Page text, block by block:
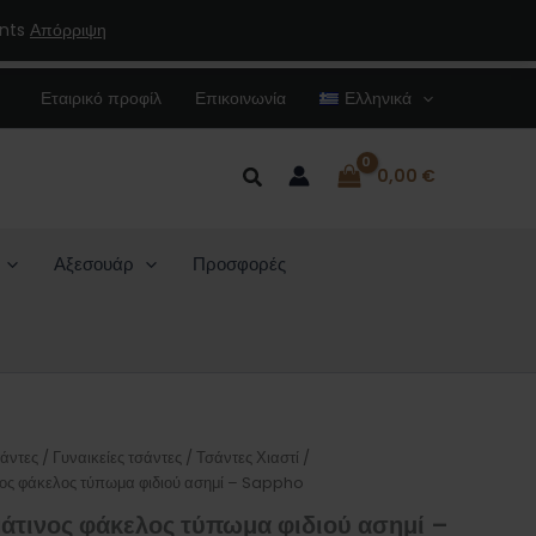
Απόρριψη
Εταιρικό προφίλ
Επικοινωνία Ελληνικά
Αναζήτηση 0,00 €
Αξεσουάρ Προσφορές
/ Γυναικείες τσάντες / Τσάντες Χιαστί /
φάκελος τύπωμα φιδιού ασημί – Sappho
φάκελος τύπωμα φιδιού ασημί –
φιδιού
ασημί
-
Sappho